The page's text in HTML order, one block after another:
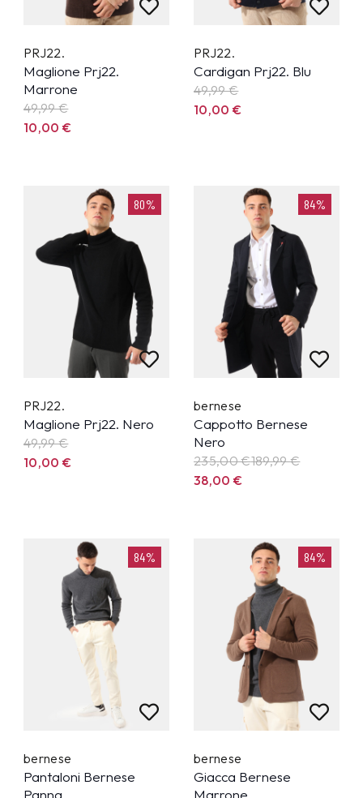
PRJ22.
Maglione Prj22.
Marrone
49,99€
10,00€
PRJ22.
Cardigan Prj22. Blu
49,99€
10,00€
80%
PRJ22.
Maglione Prj22. Nero
49,99€
10,00€
84%
bernese
Cappotto Bernese
Nero
235,00 €189,99€
38,00€
84%
bernese
Pantaloni Bernese
Panna
84%
bernese
Giacca Bernese
Marrone